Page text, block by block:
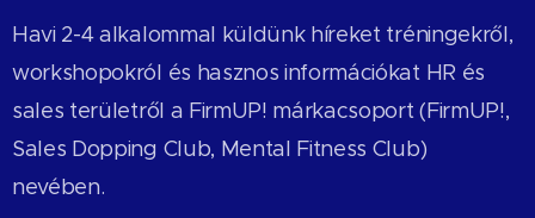
Havi 2-4 alkalommal küldünk híreket tréningekről,
workshopokról és hasznos információkat HR és
sales területről a FirmUP! márkacsoport (FirmUP!,
Sales Dopping Club, Mental Fitness Club)
nevében.